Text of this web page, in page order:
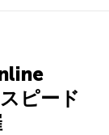
ピード